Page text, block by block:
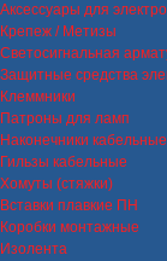
Аксессуары для
Крепеж / Метизы
Светосигнальная
Защитные средства
Клеммники
Патроны для ламп
Наконечники кабельные
Гильзы кабельные
Хомуты (стяжки)
Вставки плавкие ПН
Коробки монтажные
Изолента